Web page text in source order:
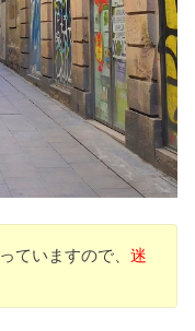
ていますので、 迷